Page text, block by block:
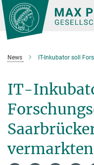
Hauptinhalt
News IT-Inkubator soll
IT-
vermarkten